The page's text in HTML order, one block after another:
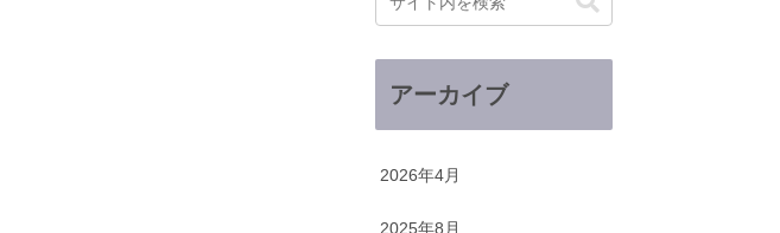
アーカイブ
2026年4月
2025年8月